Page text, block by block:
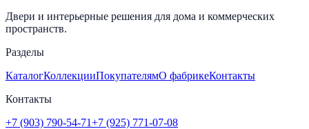
Двери и интерьерные решения для дома и коммерческих
пространств.
Разделы
КаталогКоллекцииПокупателямО фабрикеКонтакты
Контакты
+7 (903) 790-54-71+7 (925) 771-07-08